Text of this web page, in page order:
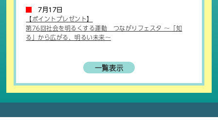
7月17日
【ポイントプレゼント】
第76回社会を明るくする運動 つながりフェスタ ～「知
る」から広がる、明るい未来～
一覧表示
ポイント付与のお知らせ